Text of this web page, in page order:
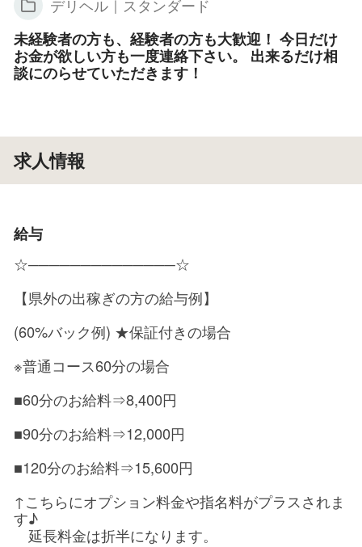
デリヘル｜スタンダード
未経験者の方も、経験者の方も大歓迎！ 今日だけ
お金が欲しい方も一度連絡下さい。 出来るだけ相
談にのらせていただきます！
求人情報
給与
☆──────────────☆
【県外の出稼ぎの方の給与例】
(60%バック例) ★保証付きの場合
※普通コース60分の場合
■60分のお給料⇒8,400円
■90分のお給料⇒12,000円
■120分のお給料⇒15,600円
↑こちらにオプション料金や指名料がプラスされま
す♪
延長料金は折半になります。